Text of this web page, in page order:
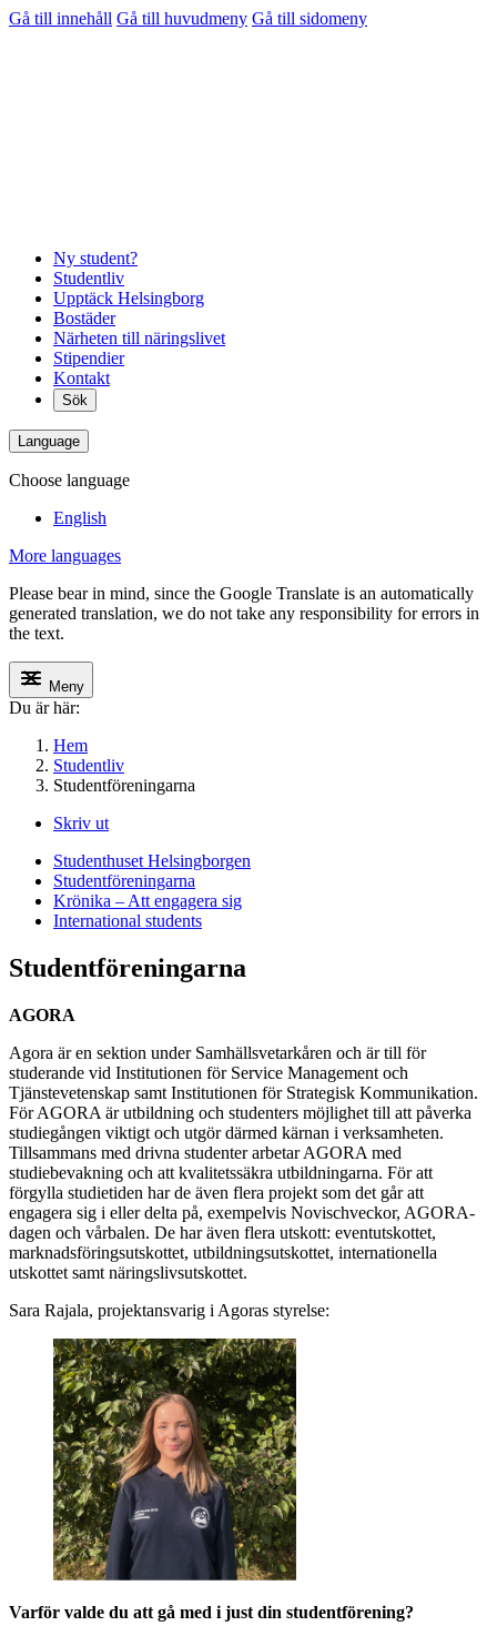
Gå till innehåll Gå till huvudmeny Gå till sidomeny
Ny student?
Studentliv
Upptäck Helsingborg
Bostäder
Närheten till näringslivet
Stipendier
Kontakt
Sök
Language
Choose language
English
More languages
Please bear in mind, since the Google Translate is an automatically
generated translation, we do not take any responsibility for errors in
the text.
Meny
Du är här:
Hem
Studentliv
Studentföreningarna
Skriv ut
Studenthuset Helsingborgen
Studentföreningarna
Krönika – Att engagera sig
International students
Studentföreningarna
AGORA
Agora är en sektion under Samhällsvetarkåren och är till för
studerande vid Institutionen för Service Management och
Tjänstevetenskap samt Institutionen för Strategisk Kommunikation.
För AGORA är utbildning och studenters möjlighet till att påverka
studiegången viktigt och utgör därmed kärnan i verksamheten.
Tillsammans med drivna studenter arbetar AGORA med
studiebevakning och att kvalitetssäkra utbildningarna. För att
förgylla studietiden har de även flera projekt som det går att
engagera sig i eller delta på, exempelvis Novischveckor, AGORA-
dagen och vårbalen. De har även flera utskott: eventutskottet,
marknadsföringsutskottet, utbildningsutskottet, internationella
utskottet samt näringslivsutskottet.
Sara Rajala, projektansvarig i Agoras styrelse:
Varför valde du att gå med i just din studentförening?